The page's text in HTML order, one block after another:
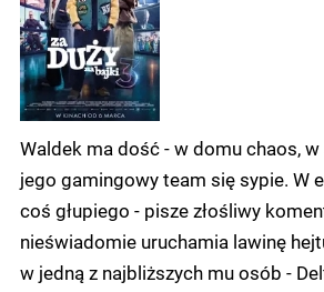
Waldek ma dość - w domu chaos,
jego gamingowy team się sypie. W
coś głupiego - pisze złośliwy
nieświadomie uruchamia lawinę
w jedną z najbliższych mu osób -